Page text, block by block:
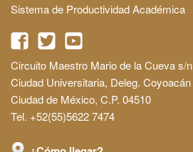
Sistema de Productividad Académica
Circuito Maestro Mario de la Cueva s/n
Ciudad Universitaria, Deleg. Coyoacán
Ciudad de México, C.P. 04510
Tel. +52(55)5622 7474